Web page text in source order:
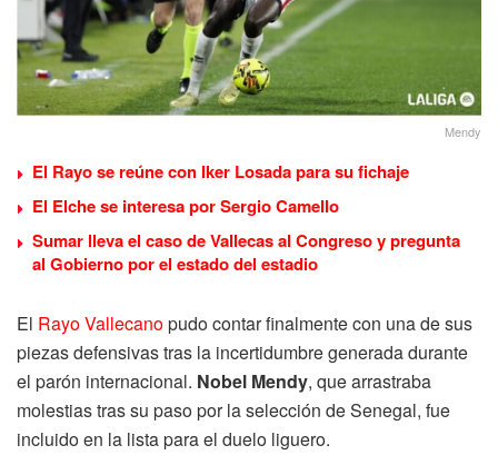
Mendy
El Rayo se reúne con Iker Losada para su fichaje
El Elche se interesa por Sergio Camello
Sumar lleva el caso de Vallecas al Congreso y pregunta
al Gobierno por el estado del estadio
El Rayo Vallecanopudo contar finalmente con una de sus
piezas defensivas tras la incertidumbre generada durante
el parón internacional. Nobel Mendy, que arrastraba
molestias tras su paso por la selección de Senegal, fue
incluido en la lista para el duelo liguero.